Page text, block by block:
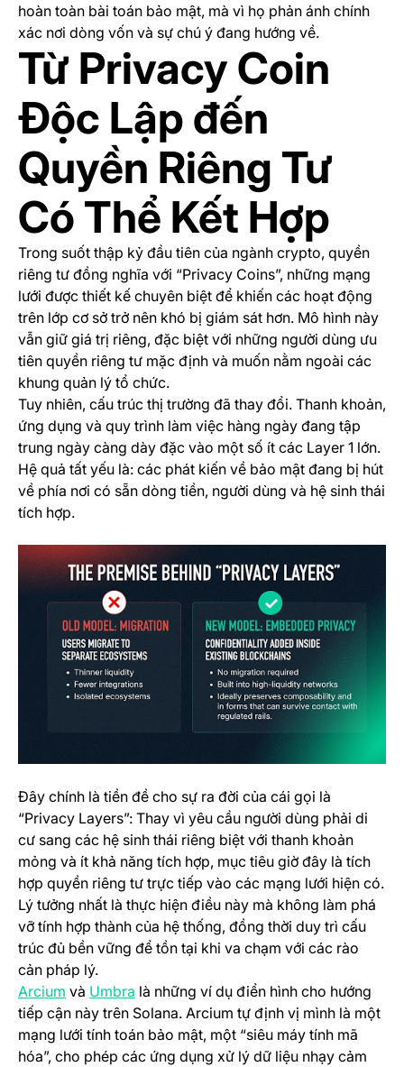
hoàn toàn bài toán bảo mật, mà vì họ phản ánh chính
xác nơi dòng vốn và sự chú ý đang hướng về.
Từ Privacy Coin
Độc Lập đến
Quyền Riêng Tư
Có Thể Kết Hợp
Trong suốt thập kỷ đầu tiên của ngành crypto, quyền
riêng tư đồng nghĩa với “Privacy Coins”, những mạng
lưới được thiết kế chuyên biệt để khiến các hoạt động
trên lớp cơ sở trở nên khó bị giám sát hơn. Mô hình này
vẫn giữ giá trị riêng, đặc biệt với những người dùng ưu
tiên quyền riêng tư mặc định và muốn nằm ngoài các
khung quản lý tổ chức.
Tuy nhiên, cấu trúc thị trường đã thay đổi. Thanh khoản,
ứng dụng và quy trình làm việc hàng ngày đang tập
trung ngày càng dày đặc vào một số ít các Layer 1 lớn.
Hệ quả tất yếu là: các phát kiến về bảo mật đang bị hút
về phía nơi có sẵn dòng tiền, người dùng và hệ sinh thái
tích hợp.
Đây chính là tiền đề cho sự ra đời của cái gọi là
“Privacy Layers”: Thay vì yêu cầu người dùng phải di
cư sang các hệ sinh thái riêng biệt với thanh khoản
mỏng và ít khả năng tích hợp, mục tiêu giờ đây là tích
hợp quyền riêng tư trực tiếp vào các mạng lưới hiện có.
Lý tưởng nhất là thực hiện điều này mà không làm phá
vỡ tính hợp thành của hệ thống, đồng thời duy trì cấu
trúc đủ bền vững để tồn tại khi va chạm với các rào
cản pháp lý.
Arcium (opens in a new tab)
và Umbra (opens in a new tab)
là những ví dụ điển hình cho hướng
tiếp cận này trên Solana. Arcium tự định vị mình là một
mạng lưới tính toán bảo mật, một “siêu máy tính mã
hóa”, cho phép các ứng dụng xử lý dữ liệu nhạy cảm